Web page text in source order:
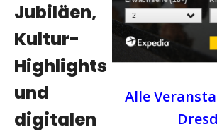
Jubiläen,
Kultur-
Highlights
und
digitalen
Alle